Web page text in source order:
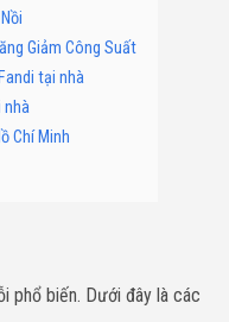
Giảm Công Suất
tại nhà
nhà
Chí Minh
phổ biến. Dưới đây là các